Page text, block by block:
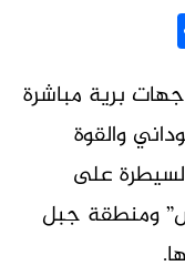
آخر مواجهات برية مباشرة
والقوة
على
ومنطقة جبل